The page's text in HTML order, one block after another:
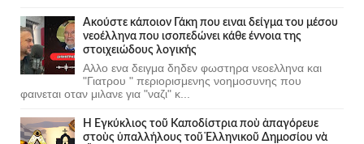
Ακούστε κάποιον Γάκη που ειναι δείγμα του μέσου
νεοέλληνα που ισοπεδώνει κάθε έννοια της
στοιχειώδους λογικής
Αλλο ενα δειγμα δηδεν φωστηρα νεοελληνα και
"Γιατρου " περιορισμενης νοημοσυνης που
φαινεται οταν μιλανε για "ναζι" κ...
Ἡ Ἐγκύκλιος τοῦ Καποδίστρια ποὺ ἀπαγόρευε
στοὺς ὑπαλλήλους τοῦ Ἑλληνικοῦ Δημοσίου νὰ